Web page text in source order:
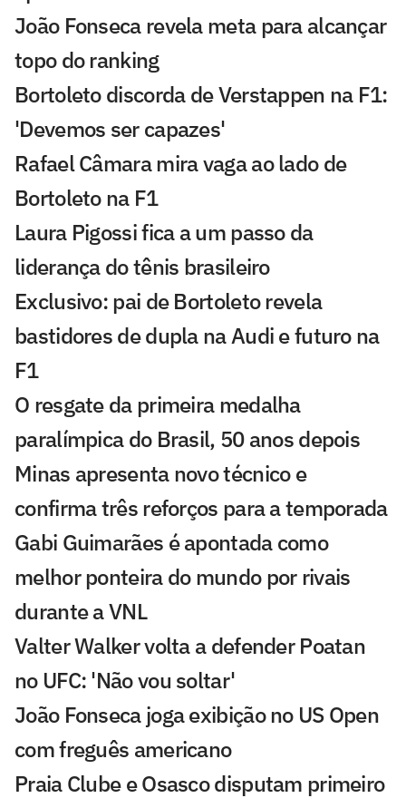
João Fonseca revela meta para alcançar
topo do ranking
Bortoleto discorda de Verstappen na F1:
'Devemos ser capazes'
Rafael Câmara mira vaga ao lado de
Bortoleto na F1
Laura Pigossi fica a um passo da
liderança do tênis brasileiro
Exclusivo: pai de Bortoleto revela
bastidores de dupla na Audi e futuro na
F1
O resgate da primeira medalha
paralímpica do Brasil, 50 anos depois
Minas apresenta novo técnico e
confirma três reforços para a temporada
Gabi Guimarães é apontada como
melhor ponteira do mundo por rivais
durante a VNL
Valter Walker volta a defender Poatan
no UFC: 'Não vou soltar'
João Fonseca joga exibição no US Open
com freguês americano
Praia Clube e Osasco disputam primeiro